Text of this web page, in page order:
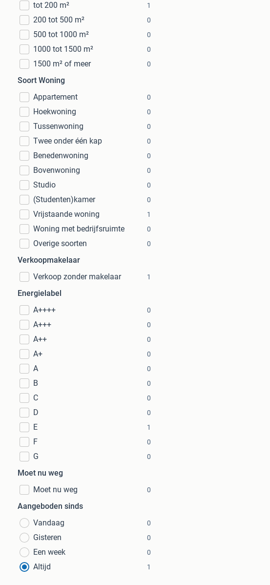
tot 200 m²
1
200 tot 500 m² 0
500 tot 1000 m² 0
1000 tot 1500 m² 0
1500 m² of meer 0
Soort Woning
Appartement
0
Hoekwoning 0
Tussenwoning 0
Twee onder één kap 0
Benedenwoning 0
Bovenwoning 0
Studio 0
(Studenten)kamer 0
Vrijstaande woning 1
Woning met bedrijfsruimte 0
Overige soorten 0
Verkoopmakelaar
Verkoop zonder makelaar
1
Energielabel
A++++
0
A+++ 0
A++ 0
A+ 0
A 0
B 0
C 0
D 0
E 1
F 0
G 0
Moet nu weg
Moet nu weg
0
Aangeboden sinds
Vandaag
0
Gisteren 0
Een week 0
Altijd 1